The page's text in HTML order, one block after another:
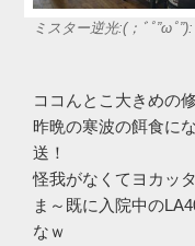
ミスター逆光:(；ﾞﾟ”ωﾟ”):
ココんとこ大きめの
昨晩の寒波の餌食に
送！
怪我がなくてヨカッ
ま～既に入院中の
なｗ